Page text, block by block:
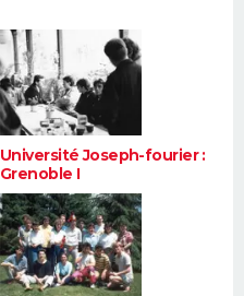
Université Joseph-fourier :
Grenoble I